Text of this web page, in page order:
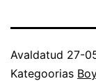
Avaldatud 27-
Kategoorias